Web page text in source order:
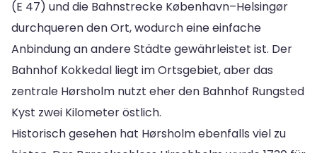
(E 47) und die Bahnstrecke København–Helsingør
durchqueren den Ort, wodurch eine einfache
Anbindung an andere Städte gewährleistet ist. Der
Bahnhof Kokkedal liegt im Ortsgebiet, aber das
zentrale Hørsholm nutzt eher den Bahnhof Rungsted
Kyst zwei Kilometer östlich.
Historisch gesehen hat Hørsholm ebenfalls viel zu